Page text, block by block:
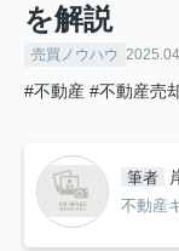
を解説
売買ノウハウ
#不動産 #不動産売
筆者
不動産